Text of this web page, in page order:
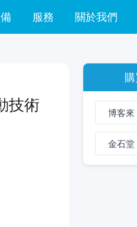
服務 關於我們
技術
博客來
金石堂